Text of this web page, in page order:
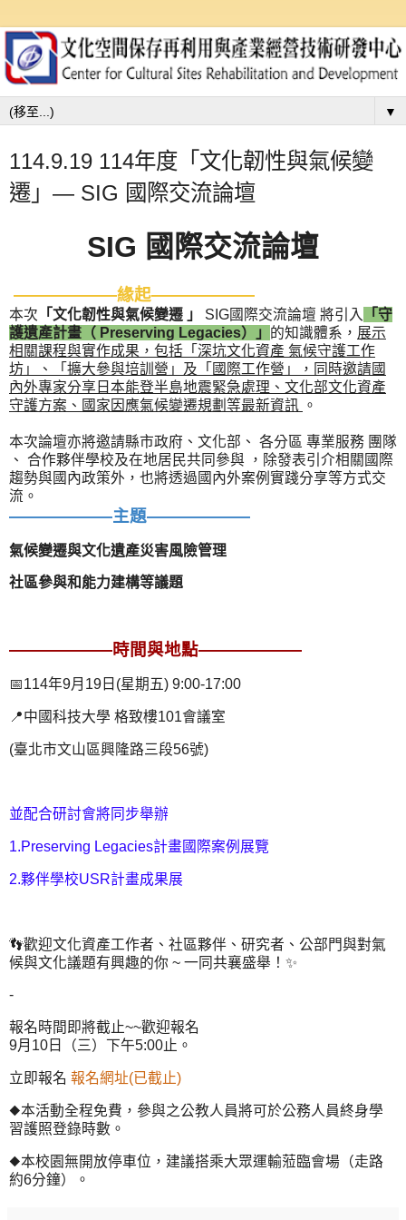
▼
114.9.19 114年度「文化韌性與氣候變
遷」— SIG 國際交流論壇
SIG 國際交流論壇
——————緣起——————
本次 「文化韌性與氣候變遷 」 SIG國際交流論壇 將引入
「守
護遺產計畫（ Preserving Legacies）」 的知識體系， 展示
相關課程與實作成果，包括「深坑文化資產 氣候守護工作
坊」、「擴大參與培訓營」及「國際工作營」，同時邀請國
內外專家分享日本能登半島地震緊急處理、文化部文化資產
守護方案、國家因應氣候變遷規劃等最新資訊 。
本次論壇亦將邀請縣市政府、文化部、 各分區 專業服務 團隊
、 合作夥伴學校及在地居民共同參與 ，除發表引介相關國際
趨勢與國內政策外，也將透過國內外案例實踐分享等方式交
流。
——————主題——————
氣候變遷與文化遺產災害風險管理
社區參與和能力建構等議題
——————時間與地點——————
📅114年9月19日(星期五) 9:00-17:00
📍中國科技大學 格致樓101會議室
(臺北市文山區興隆路三段56號)
並配合研討會將同步舉辦
1.Preserving Legacies計畫國際案例展覽
2.夥伴學校USR計畫成果展
👣歡迎文化資產工作者、社區夥伴、研究者、公部門與對氣
候與文化議題有興趣的你 ~ 一同共襄盛舉！✨
-
報名時間即將截止~~歡迎報名
9月10日（三）下午5:00止。
立即報名 報名網址(已截止)
◆本活動全程免費，參與之公教人員將可於公務人員終身學
習護照登錄時數。
◆本校園無開放停車位，建議搭乘大眾運輸蒞臨會場（走路
約6分鐘）。